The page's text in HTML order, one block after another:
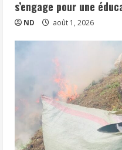
s’engage pour une
ND août 1, 2026